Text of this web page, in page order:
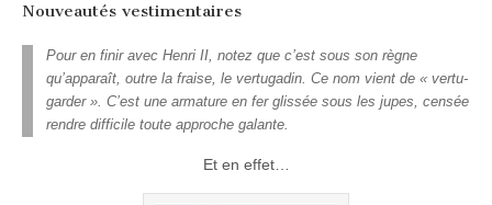
Nouveautés vestimentaires
Pour en finir avec Henri II, notez que c’est sous son règne
qu’apparaît, outre la fraise, le vertugadin. Ce nom vient de « vertu-
garder ». C’est une armature en fer glissée sous les jupes, censée
rendre difficile toute approche galante.
Et en effet…